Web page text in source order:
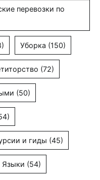
перевозки по
Уборка (150)
(72)
(50)
и гиды (45)
Языки (54)